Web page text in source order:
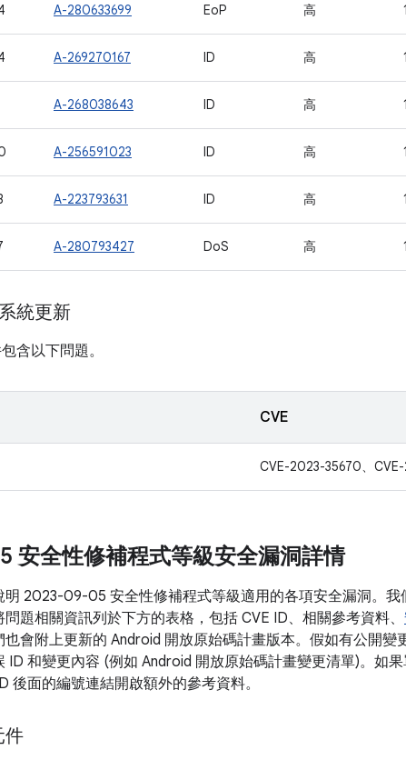
A-280633699 EoP 高
A-269270167 ID 高
A-268038643 ID 高
A-256591023 ID 高
A-223793631 ID 高
A-280793427 DoS 高
統更新
含以下問題。
CVE
CVE-2023-35670、
安全性修補程式等級安全漏洞詳情
明 2023-09-05 安全性修補程式等級適用的各項安全漏洞。
題相關資訊列於下方的表格，包括 CVE ID、相關參考資料、
會附上更新的 Android 開放原始碼計畫版本。假如有公開變
ID 和變更內容 (例如 Android 開放原始碼計畫變更清單)。如
後面的編號連結開啟額外的參考資料。
件